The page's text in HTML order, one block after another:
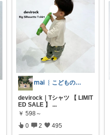
𝗆𝖺𝗂 ︴こどものいる暮らし
devirock｜Tシャツ 【 LIMIT
ED SALE 】...
￥ 598～
0 2 495